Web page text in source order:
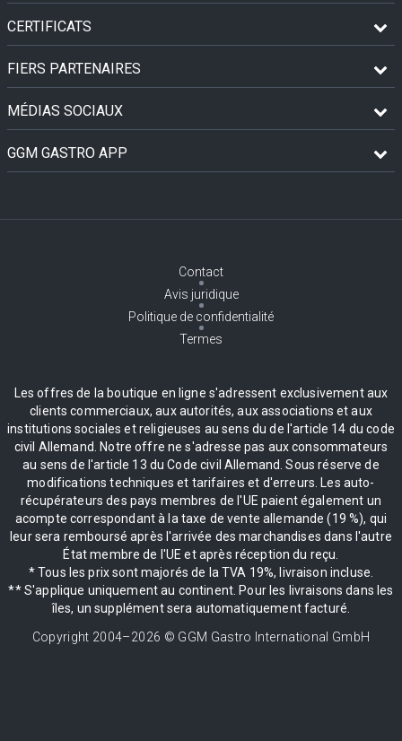
CERTIFICATS
FIERS PARTENAIRES
MÉDIAS SOCIAUX
GGM GASTRO APP
Contact
Avis juridique
Politique de confidentialité
Termes
Les offres de la boutique en ligne s'adressent exclusivement aux
clients commerciaux, aux autorités, aux associations et aux
institutions sociales et religieuses au sens du de l'article 14 du code
civil Allemand. Notre offre ne s'adresse pas aux consommateurs
au sens de l'article 13 du Code civil Allemand. Sous réserve de
modifications techniques et tarifaires et d'erreurs. Les auto-
récupérateurs des pays membres de l'UE paient également un
acompte correspondant à la taxe de vente allemande (19 %), qui
leur sera remboursé après l'arrivée des marchandises dans l'autre
État membre de l'UE et après réception du reçu.
* Tous les prix sont majorés de la TVA 19%, livraison incluse.
** S'applique uniquement au continent. Pour les livraisons dans les
îles, un supplément sera automatiquement facturé.
Copyright 2004–2026 © GGM Gastro International GmbH